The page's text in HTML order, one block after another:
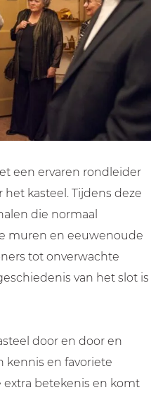
een ervaren rondleider
kasteel. Tijdens deze
die normaal
muren en eeuwenoude
tot onverwachte
van het slot is
door en door en
en favoriete
extra betekenis en komt